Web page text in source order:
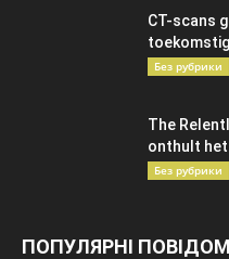
CT-scans
Без рубрики
The
onthult het
Без рубрики
ПОПУЛЯРНІ